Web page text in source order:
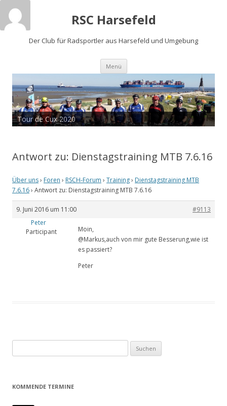
RSC Harsefeld
Der Club für Radsportler aus Harsefeld und Umgebung
Menü Zum
springen
Tour de Cux 2020
Antwort zu: Dienstagstraining MTB 7.6.16
Über uns› Foren › RSCH-Forum › Training› Dienstagstraining MTB
7.6.16› Antwort zu: Dienstagstraining MTB 7.6.16
9. Juni 2016 um 11:00
#9113
Peter
Participant
Moin,
@Markus,auch von mir gute Besserung,wie ist
es passiert?
Peter
nach:
KOMMENDE TERMINE